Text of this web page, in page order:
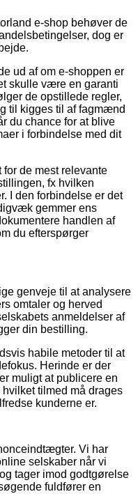
e-shop behøver de
dog er
ud af om e-shoppen er
skulle være en garanti
de opstillede regler,
til kigges til af fagmænd
du chance for at blive
i forbindelse med dit
de mest relevante
fx hvilken
I den forbindelse er det
gemmer ens
handlen af
du efterspørger
genveje til at analysere
omtaler og herved
anmeldelser af
din bestilling.
habile metoder til at
Herinde er der
muligt at publicere en
tilmed må drages
kunderne er.
Vi har
selskaber når vi
tager imod godtgørelse
fuldfører en